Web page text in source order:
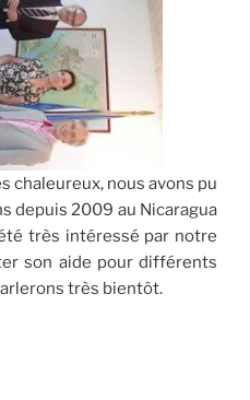
chaleureux, nous avons pu
depuis 2009 au Nicaragua
très intéressé par notre
son aide pour différents
très bientôt.